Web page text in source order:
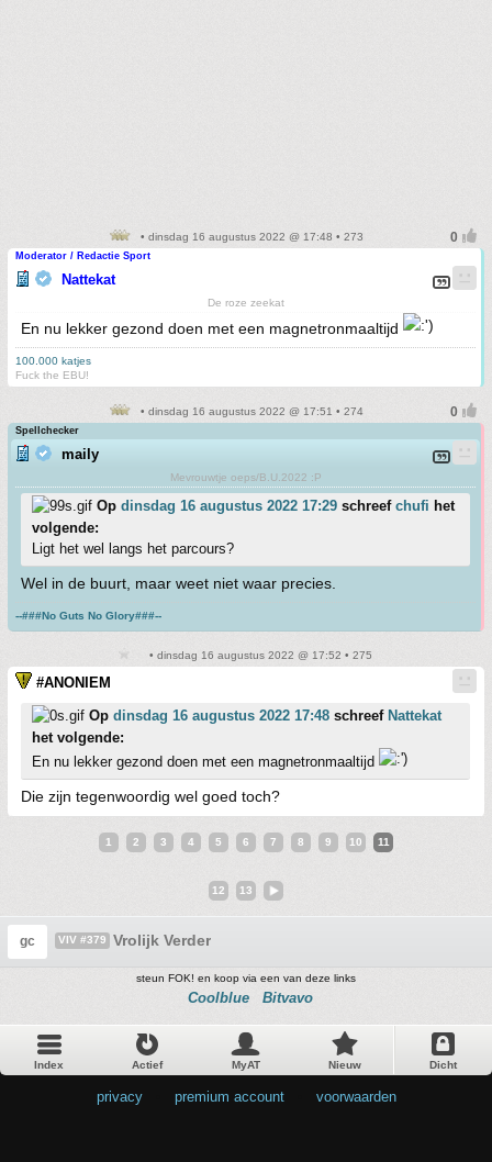
• dinsdag 16 augustus 2022 @ 17:48 • 273
Moderator / Redactie Sport
Nattekat
De roze zeekat
En nu lekker gezond doen met een magnetronmaaltijd
100.000 katjes
Fuck the EBU!
• dinsdag 16 augustus 2022 @ 17:51 • 274
Spellchecker
maily
Mevrouwtje oeps/B.U.2022 :P
Op dinsdag 16 augustus 2022 17:29 schreef chufi het
volgende:
Ligt het wel langs het parcours?
Wel in de buurt, maar weet niet waar precies.
--###No Guts No Glory###--
• dinsdag 16 augustus 2022 @ 17:52 • 275
#ANONIEM
Op dinsdag 16 augustus 2022 17:48 schreef Nattekat
het volgende:
En nu lekker gezond doen met een magnetronmaaltijd
Die zijn tegenwoordig wel goed toch?
1 2 3 4 5 6 7 8 9 10 11
12 13
gc VIV #379 Vrolijk Verder
steun FOK! en koop via een van deze links
Coolblue Bitvavo
Index Actief MyAT Nieuw Dicht
privacy premium account voorwaarden